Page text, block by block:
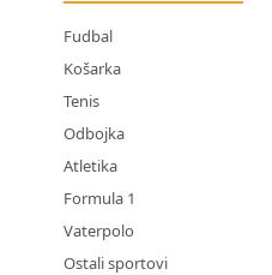
Fudbal
Košarka
Tenis
Odbojka
Atletika
Formula 1
Vaterpolo
Ostali sportovi